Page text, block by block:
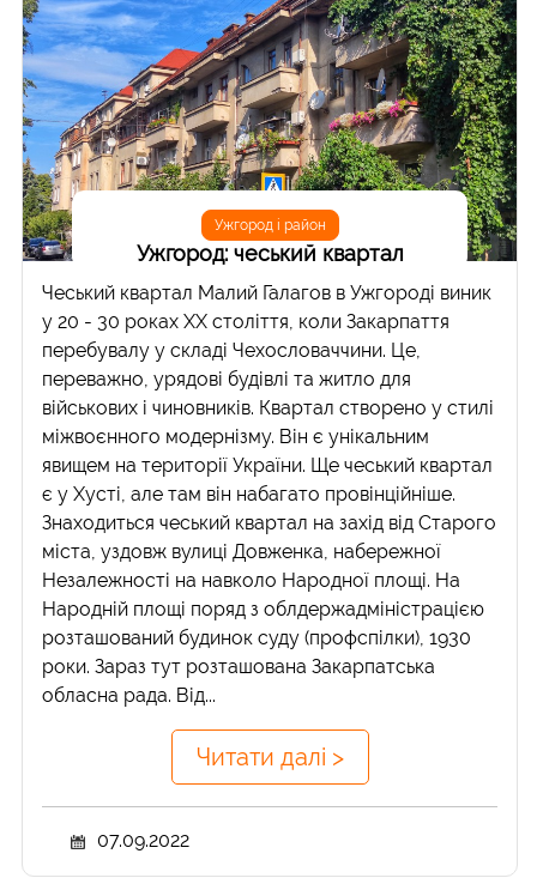
Ужгород і район
Ужгород: чеський квартал
Чеський квартал Малий Галагов в Ужгороді виник
у 20 - 30 роках ХХ століття, коли Закарпаття
перебувалу у складі Чехословаччини. Це,
переважно, урядові будівлі та житло для
військових і чиновників. Квартал створено у стилі
міжвоєнного модернізму. Він є унікальним
явищем на території України. Ще чеський квартал
є у Хусті, але там він набагато провінційніше.
Знаходиться чеський квартал на захід від Старого
міста, уздовж вулиці Довженка, набережної
Незалежності на навколо Народної площі. На
Народній площі поряд з облдержадміністрацією
розташований будинок суду (профспілки), 1930
роки. Зараз тут розташована Закарпатська
обласна рада. Від...
Читати далі >
07.09.2022